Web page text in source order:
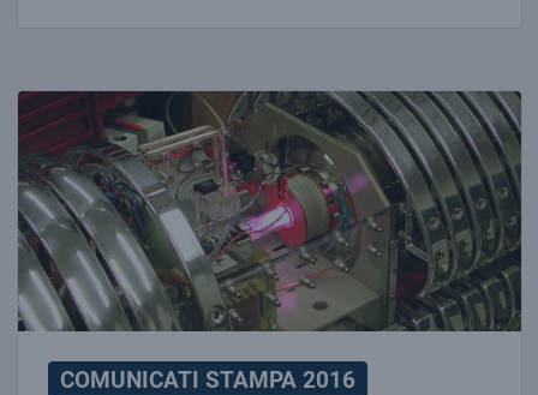
I LABORATORI NAZIONALI DEL GRAN SASSO
COMUNICATI STAMPA 2016